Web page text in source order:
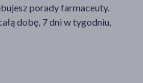
porady farmaceuty.
dobę, 7 dni w tygodniu,